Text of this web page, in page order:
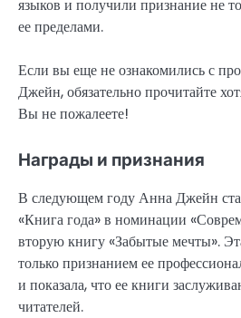
языков и получили признание не
ее пределами.
Если вы еще не ознакомились с
Джейн, обязательно прочитайте
Вы не пожалеете!
Награды и признания
В следующем году Анна Джейн
«Книга года» в номинации
вторую книгу «Забытые мечты».
только признанием ее
и показала, что ее книги
читателей.